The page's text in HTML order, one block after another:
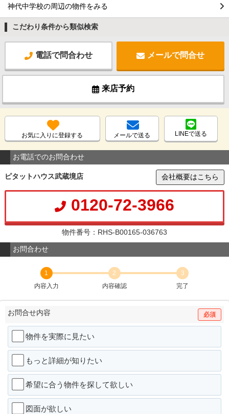
神代中学校の周辺の物件をみる
こだわり条件から類似検索
電話で問合わせ メールで問合せ
来店予約
お気に入りに登録する メールで送る LINEで送る
お電話でのお問合わせ
ピタットハウス武蔵境店 会社概要はこちら
0120-72-3966
物件番号：RHS-B00165-036763
お問合わせ
1
内容入力
2
内容確認
3
完了
お問合せ内容 必須
物件を実際に見たい
もっと詳細が知りたい
希望に合う物件を探して欲しい
図面が欲しい